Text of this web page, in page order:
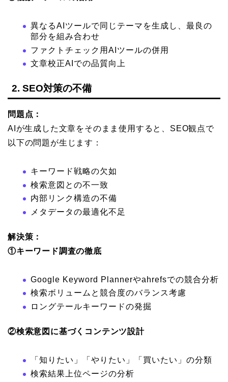
異なるAIツールで同じテーマを生成し、最良の
部分を組み合わせ
ファクトチェック用AIツールの併用
文章校正AIでの品質向上
2. SEO対策の不備
問題点：
AIが生成した文章をそのまま使用すると、SEO観点で
以下の問題が生じます：
キーワード戦略の欠如
検索意図との不一致
内部リンク構造の不備
メタデータの最適化不足
解決策：
①キーワード調査の徹底
Google Keyword Plannerやahrefsでの競合分析
検索ボリュームと競合度のバランス考慮
ロングテールキーワードの発掘
②検索意図に基づくコンテンツ設計
「知りたい」「やりたい」「買いたい」の分類
検索結果上位ページの分析